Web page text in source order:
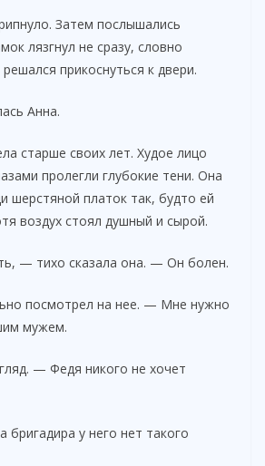
Затем послышались
лязгнул не сразу, словно
прикоснуться к двери.
Анна.
старше своих лет. Худое лицо
пролегли глубокие тени. Она
шерстяной платок так, будто ей
воздух стоял душный и сырой.
— тихо сказала она. — Он болен.
посмотрел на нее. — Мне нужно
мужем.
— Федя никого не хочет
у него нет такого